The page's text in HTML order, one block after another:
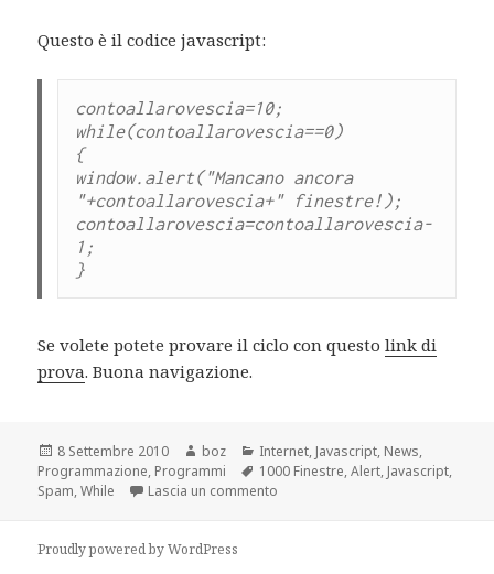
Questo è il codice javascript:
contoallarovescia=10;
while(contoallarovescia==0)
{
window.alert("Mancano ancora
"+contoallarovescia+" finestre!);
contoallarovescia=contoallarovescia-
1;
}
Se volete potete provare il ciclo con questolink di
prova. Buona navigazione.
Scritto
il
8 Settembre 2010 Autore
boz Categorie
Internet, Javascript, News,
Programmazione, Programmi Tag
1000 Finestre,Alert, Javascript,
Spam,While Lascia un commento
Proudly powered by WordPress